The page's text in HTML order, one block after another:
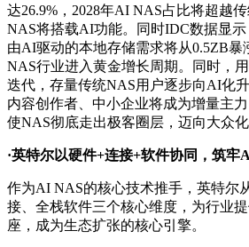
达26.9% ，2028年AI NAS占比将超越传
NAS将搭载AI功能。同时IDC数据显示
由AI驱动的本地存储需求将从0.5ZB
NAS行业进入黄金增长周期。同时，
迭代，存量传统NAS用户逐步向AI化
内容创作者、中小企业将成为增量主
使NAS彻底走出极客圈层，迈向大众化
·英特尔以硬件+连接+软件协同，筑牢
作为AI NAS的核心技术推手，英特尔
接、全栈软件三个核心维度，为行业
座，成为生态扩张的核心引擎。